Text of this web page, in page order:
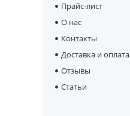
Прайс-лист
О нас
Контакты
Доставка и оплата
Отзывы
Статьи